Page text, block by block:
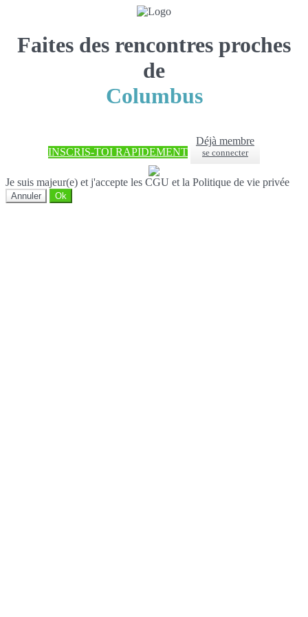
Faites des rencontres proches
de
Columbus
INSCRIS-TOI RAPIDEMENT
Déjà membre
se connecter
Je suis majeur(e) et j'accepte les CGU et la Politique de vie privée
Annuler Ok